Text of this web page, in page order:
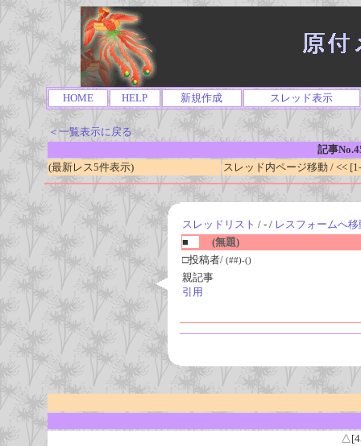
HOME HELP 新規作成 スレッド表示
＜一覧表示に戻る
記事
(最新レス5件表示)
スレッド内ページ移動 / <<
スレッドリスト / - / レスフォームへ移
■
(無題)
□投稿者/ (##)-()
親記事
引用